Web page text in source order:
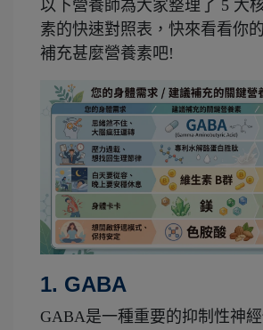
以下營養師為大家整理了 5 大
素的快速對照表，快來看看你
補充甚麼營養素吧!
1. GABA
GABA是一種重要的抑制性神